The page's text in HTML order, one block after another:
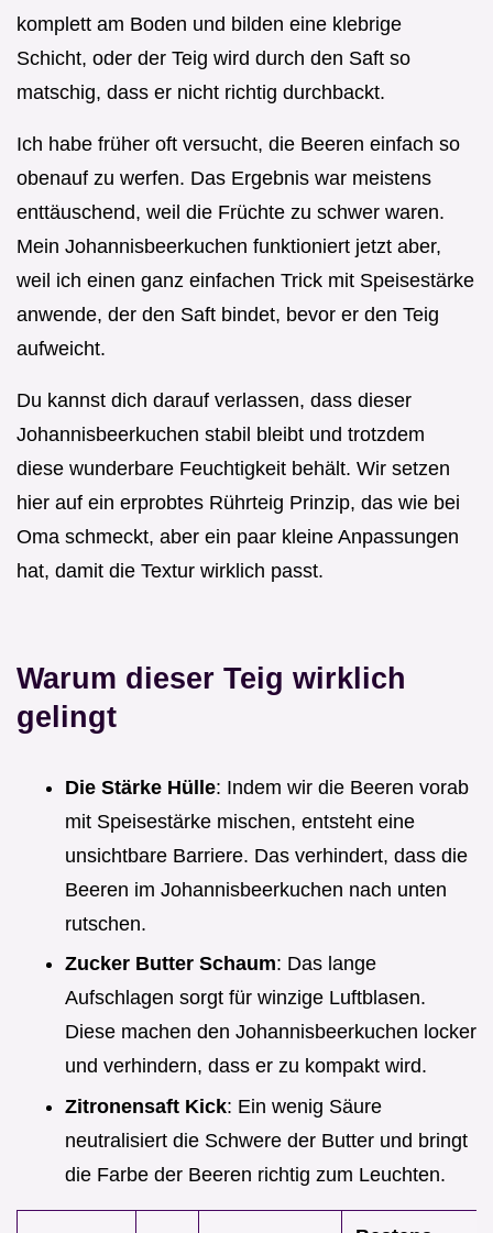
komplett am Boden und bilden eine klebrige
Schicht, oder der Teig wird durch den Saft so
matschig, dass er nicht richtig durchbackt.
Ich habe früher oft versucht, die Beeren einfach so
obenauf zu werfen. Das Ergebnis war meistens
enttäuschend, weil die Früchte zu schwer waren.
Mein Johannisbeerkuchen funktioniert jetzt aber,
weil ich einen ganz einfachen Trick mit Speisestärke
anwende, der den Saft bindet, bevor er den Teig
aufweicht.
Du kannst dich darauf verlassen, dass dieser
Johannisbeerkuchen stabil bleibt und trotzdem
diese wunderbare Feuchtigkeit behält. Wir setzen
hier auf ein erprobtes Rührteig Prinzip, das wie bei
Oma schmeckt, aber ein paar kleine Anpassungen
hat, damit die Textur wirklich passt.
Warum dieser Teig wirklich
gelingt
Die Stärke Hülle: Indem wir die Beeren vorab
mit Speisestärke mischen, entsteht eine
unsichtbare Barriere. Das verhindert, dass die
Beeren im Johannisbeerkuchen nach unten
rutschen.
Zucker Butter Schaum: Das lange
Aufschlagen sorgt für winzige Luftblasen.
Diese machen den Johannisbeerkuchen locker
und verhindern, dass er zu kompakt wird.
Zitronensaft Kick: Ein wenig Säure
neutralisiert die Schwere der Butter und bringt
die Farbe der Beeren richtig zum Leuchten.